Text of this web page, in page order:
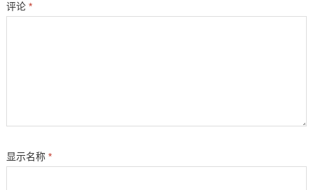
评论 *
显示名称 *